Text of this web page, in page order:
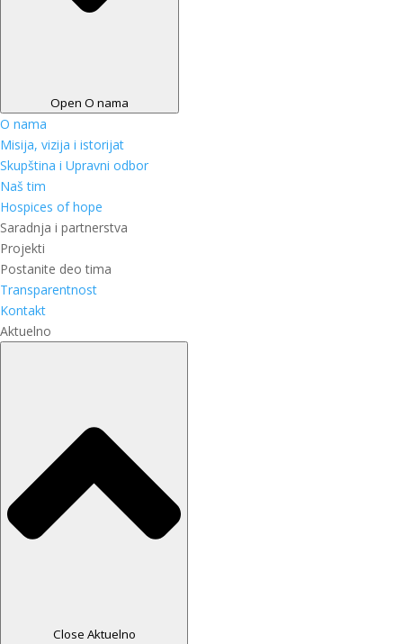
Open O nama
O nama
Misija, vizija i istorijat
Skupština i Upravni odbor
Naš tim
Hospices of hope
Saradnja i partnerstva
Projekti
Postanite deo tima
Transparentnost
Kontakt
Aktuelno
Close Aktuelno